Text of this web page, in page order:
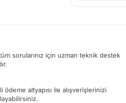
sorularınız için uzman teknik destek
ödeme altyapısı ile alışverişlerinizi